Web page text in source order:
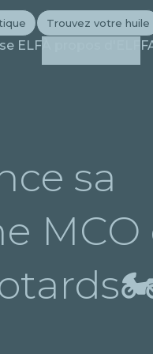
ELF
Trouvez votre huile
MCO